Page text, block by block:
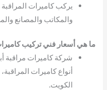
يركب كاميرات
والمكاتب والمصانع
ما هي أسعار فني تركيب
شركة كاميرات مراقبة
أنواع كاميرات
الكويت.